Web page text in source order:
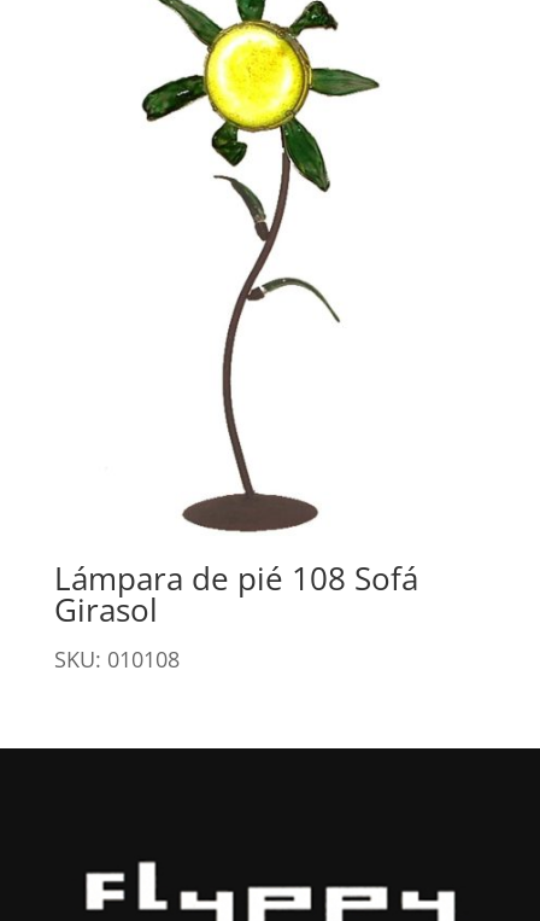
Lámpara de pié 108 Sofá
Girasol
SKU: 010108